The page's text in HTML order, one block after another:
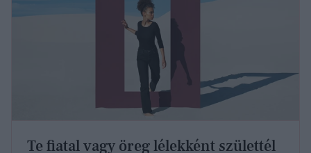
Te fiatal vagy öreg lélekként születtél